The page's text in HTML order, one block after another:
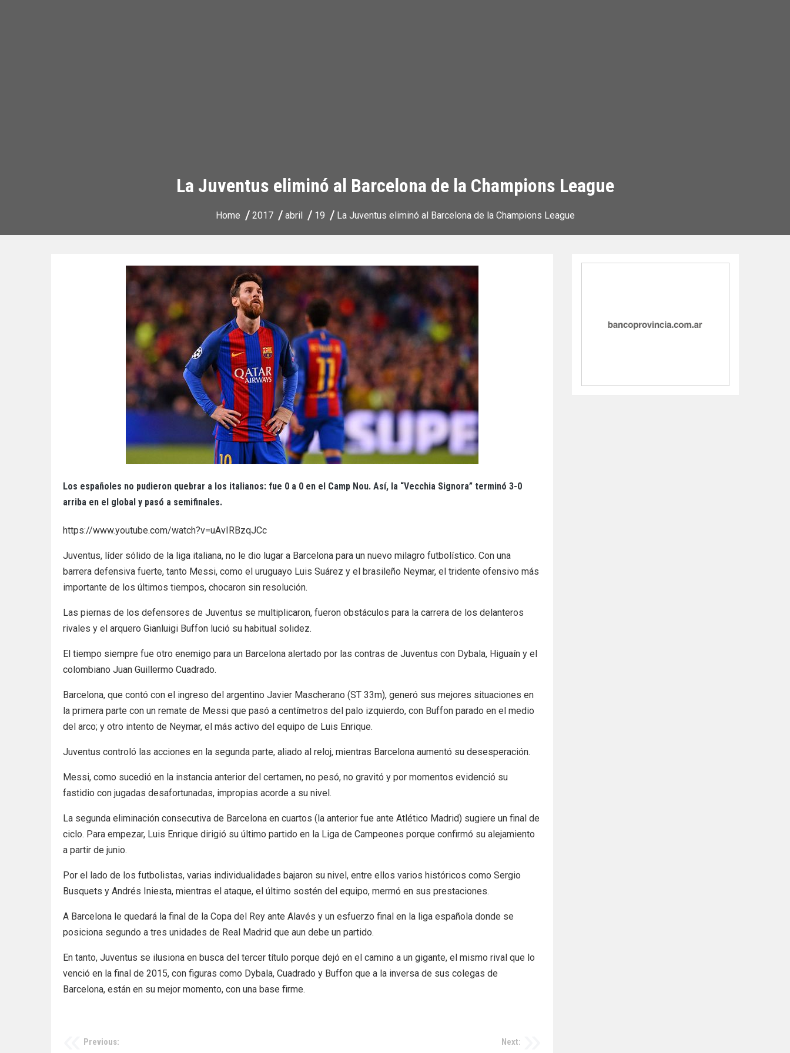
La Juventus eliminó al Barcelona de la Champions League
Home 2017 abril 19 La Juventus eliminó al Barcelona de la Champions League
Los españoles no pudieron quebrar a los italianos: fue 0 a 0 en el Camp Nou. Así, la “Vecchia Signora” terminó 3-0
arriba en el global y pasó a semifinales.
https://www.youtube.com/watch?v=uAvIRBzqJCc
Juventus, líder sólido de la liga italiana, no le dio lugar a Barcelona para un nuevo milagro futbolístico. Con una
barrera defensiva fuerte, tanto Messi, como el uruguayo Luis Suárez y el brasileño Neymar, el tridente ofensivo más
importante de los últimos tiempos, chocaron sin resolución.
Las piernas de los defensores de Juventus se multiplicaron, fueron obstáculos para la carrera de los delanteros
rivales y el arquero Gianluigi Buffon lució su habitual solidez.
El tiempo siempre fue otro enemigo para un Barcelona alertado por las contras de Juventus con Dybala, Higuaín y el
colombiano Juan Guillermo Cuadrado.
Barcelona, que contó con el ingreso del argentino Javier Mascherano (ST 33m), generó sus mejores situaciones en
la primera parte con un remate de Messi que pasó a centímetros del palo izquierdo, con Buffon parado en el medio
del arco; y otro intento de Neymar, el más activo del equipo de Luis Enrique.
Juventus controló las acciones en la segunda parte, aliado al reloj, mientras Barcelona aumentó su desesperación.
Messi, como sucedió en la instancia anterior del certamen, no pesó, no gravitó y por momentos evidenció su
fastidio con jugadas desafortunadas, impropias acorde a su nivel.
La segunda eliminación consecutiva de Barcelona en cuartos (la anterior fue ante Atlético Madrid) sugiere un final de
ciclo. Para empezar, Luis Enrique dirigió su último partido en la Liga de Campeones porque confirmó su alejamiento
a partir de junio.
Por el lado de los futbolistas, varias individualidades bajaron su nivel, entre ellos varios históricos como Sergio
Busquets y Andrés Iniesta, mientras el ataque, el último sostén del equipo, mermó en sus prestaciones.
A Barcelona le quedará la final de la Copa del Rey ante Alavés y un esfuerzo final en la liga española donde se
posiciona segundo a tres unidades de Real Madrid que aun debe un partido.
En tanto, Juventus se ilusiona en busca del tercer título porque dejó en el camino a un gigante, el mismo rival que lo
venció en la final de 2015, con figuras como Dybala, Cuadrado y Buffon que a la inversa de sus colegas de
Barcelona, están en su mejor momento, con una base firme.
Navegación
Previous:
Next: